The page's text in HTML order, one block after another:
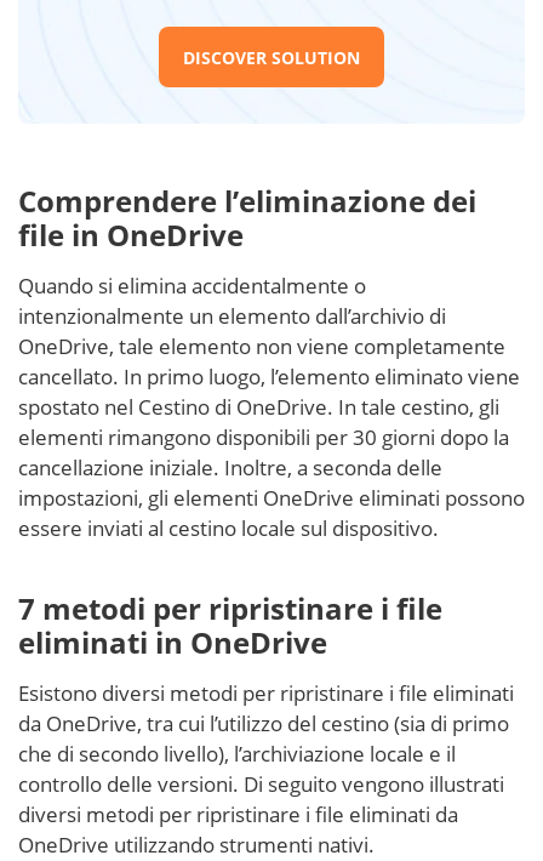
DISCOVER SOLUTION
Comprendere l’eliminazione dei
file in OneDrive
Quando si elimina accidentalmente o
intenzionalmente un elemento dall’archivio di
OneDrive, tale elemento non viene completamente
cancellato. In primo luogo, l’elemento eliminato viene
spostato nel Cestino di OneDrive. In tale cestino, gli
elementi rimangono disponibili per 30 giorni dopo la
cancellazione iniziale. Inoltre, a seconda delle
impostazioni, gli elementi OneDrive eliminati possono
essere inviati al cestino locale sul dispositivo.
7 metodi per ripristinare i file
eliminati in OneDrive
Esistono diversi metodi per ripristinare i file eliminati
da OneDrive, tra cui l’utilizzo del cestino (sia di primo
che di secondo livello), l’archiviazione locale e il
controllo delle versioni. Di seguito vengono illustrati
diversi metodi per ripristinare i file eliminati da
OneDrive utilizzando strumenti nativi.